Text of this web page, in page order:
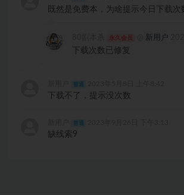
既然是免费本，为啥提示今日下载
永久会员 新用户
下载次数已修复
普通
下载不了，提示没次数
缺线索9